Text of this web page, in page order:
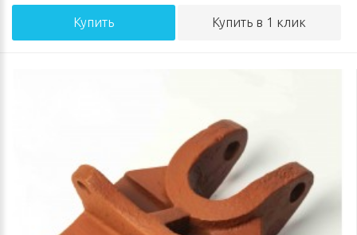
Купить Купить в 1 клик